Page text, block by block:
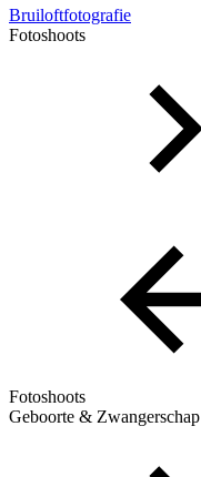
Bruiloftfotografie
Fotoshoots
Fotoshoots
Geboorte & Zwangerschap